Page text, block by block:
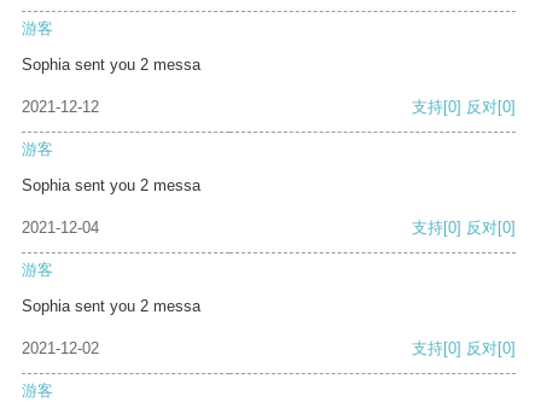
游客
Sophia sent you 2 messa
2021-12-12 支持[0] 反对[0]
游客
Sophia sent you 2 messa
2021-12-04 支持[0] 反对[0]
游客
Sophia sent you 2 messa
2021-12-02 支持[0] 反对[0]
游客